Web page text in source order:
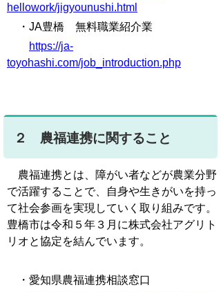
hellowork/jigyounushi.html
・JA豊橋 無料職業紹介業
https://ja-
toyohashi.com/job_introduction.php
２ 農福連携に関すること
農福連携とは、障がい者などが農業分野
で活躍することで、自身や生きがいを持っ
て社会参画を実現していく取り組みです。
豊橋市は令和５年３月に株式会社アグリト
リオと協定を結んでいます。
・愛知県農福連携相談窓口